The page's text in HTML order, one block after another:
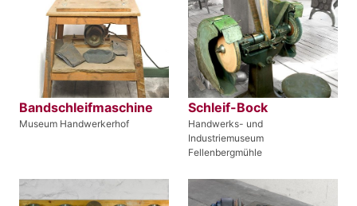
Bandschleifmaschine
Museum Handwerkerhof
Schleif-Bock
Handwerks- und
Industriemuseum
Fellenbergmühle